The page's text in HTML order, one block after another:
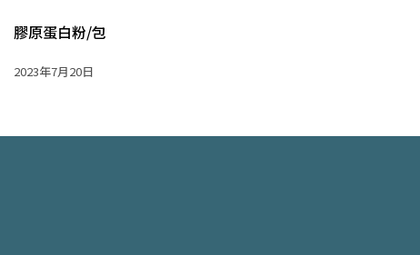
膠原蛋白粉/包
2023年7月20日